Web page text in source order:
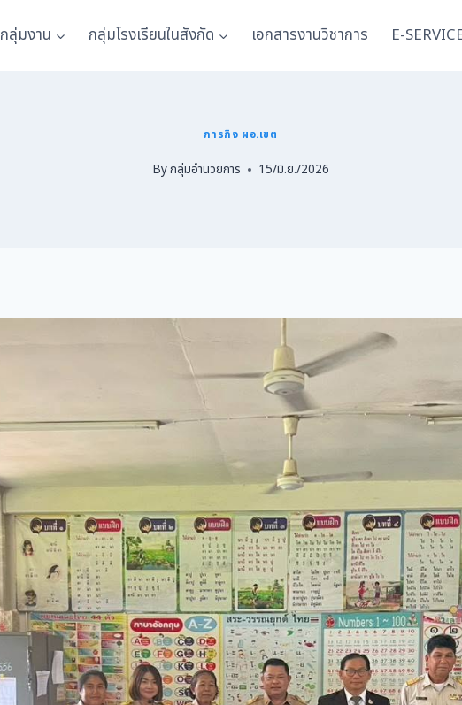
กลุ่มงาน กลุ่มโรงเรียนในสังกัด เอกสารงานวิชาการ E-
ภารกิจ ผอ.เขต
Byกลุ่มอำนวยการ 15/มิ.ย./2026